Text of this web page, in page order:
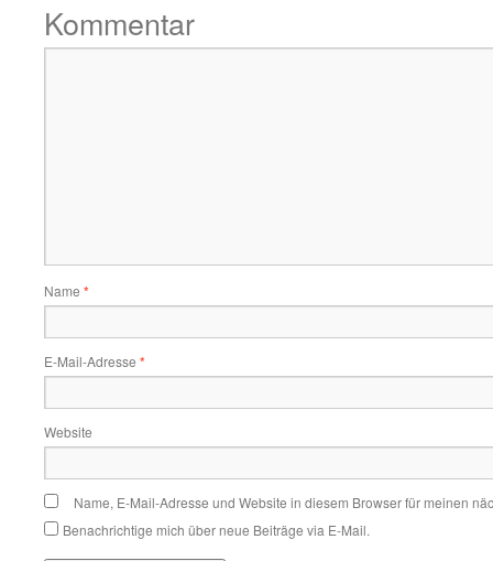
Kommentar
Name *
E-Mail-Adresse *
Website
Name, E-Mail-Adresse und Website in diesem Browser für meinen
Benachrichtige mich über neue Beiträge via E-Mail.